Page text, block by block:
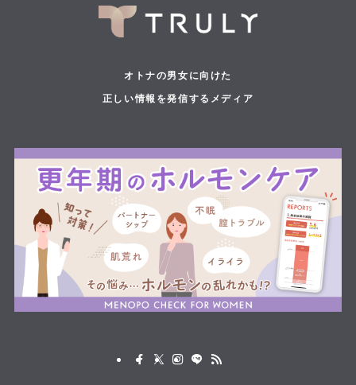
オトナの男女に向けた
正しい情報を発信するメディア